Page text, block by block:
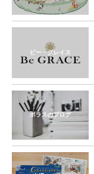
ビー・グレイス
ポラスのブログ